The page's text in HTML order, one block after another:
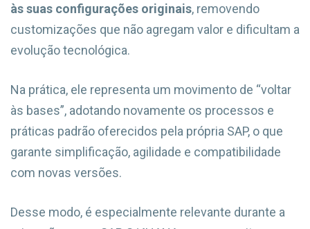
às suas configurações originais, removendo
customizações que não agregam valor e dificultam a
evolução tecnológica.
Na prática, ele representa um movimento de “voltar
às bases”, adotando novamente os processos e
práticas padrão oferecidos pela própria SAP, o que
garante simplificação, agilidade e compatibilidade
com novas versões.
Desse modo, é especialmente relevante durante a